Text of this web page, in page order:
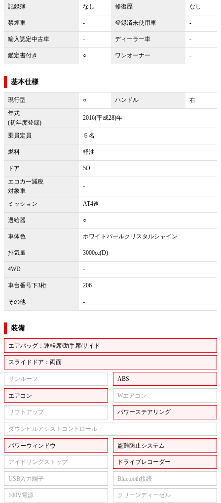
記録簿 なし 修復歴 なし
禁煙車 - 登録済未使用車 -
輸入認定中古車 - ディーラー車 -
鑑定書付き ○ ワンオーナー -
基本仕様
現行型 ○ ハンドル
右
年式
(初年度登録)
2016(平成28)年
乗員定員 ５名
燃料 軽油
ドア
5D
エコカー減税
対象車
-
ミッション AT4速
過給器 ○
車体色 ホワイトパールクリスタルシャイン
排気量 3000cc(D)
4WD -
車台番号下3桁 206
その他 -
装備
エアバッグ：運転席/助手席/サイド
スライドドア：両面
サンルーフ ABS
エアコン Wエアコン
リフトアップ パワーステアリング
ダウンヒルアシストコントロール
パワーウィンドウ 盗難防止システム
アイドリングストップ ドライブレコーダー
USB入力端子 Bluetooth接続
100V電源 クリーンディーゼル